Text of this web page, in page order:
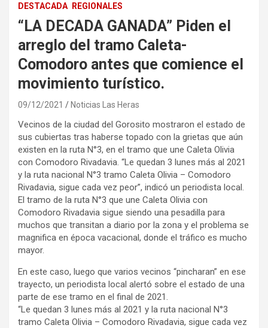
DESTACADA REGIONALES
“LA DECADA GANADA” Piden el
arreglo del tramo Caleta-
Comodoro antes que comience el
movimiento turístico.
09/12/2021 Noticias Las Heras
Vecinos de la ciudad del Gorosito mostraron el estado de
sus cubiertas tras haberse topado con la grietas que aún
existen en la ruta N°3, en el tramo que une Caleta Olivia
con Comodoro Rivadavia. “Le quedan 3 lunes más al 2021
y la ruta nacional N°3 tramo Caleta Olivia – Comodoro
Rivadavia, sigue cada vez peor”, indicó un periodista local.
El tramo de la ruta N°3 que une Caleta Olivia con
Comodoro Rivadavia sigue siendo una pesadilla para
muchos que transitan a diario por la zona y el problema se
magnifica en época vacacional, donde el tráfico es mucho
mayor.
En este caso, luego que varios vecinos “pincharan” en ese
trayecto, un periodista local alertó sobre el estado de una
parte de ese tramo en el final de 2021.
“Le quedan 3 lunes más al 2021 y la ruta nacional N°3
tramo Caleta Olivia – Comodoro Rivadavia, sigue cada vez